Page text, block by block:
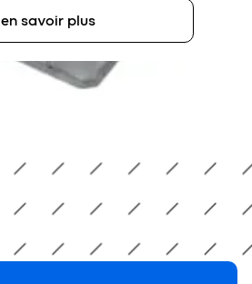
en savoir plus